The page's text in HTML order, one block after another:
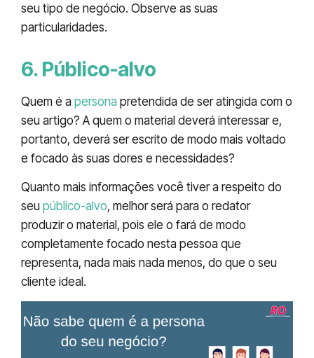
seu tipo de negócio. Observe as suas
particularidades.
6. Público-alvo
Quem é a persona pretendida de ser atingida com o
seu artigo? A quem o material deverá interessar e,
portanto, deverá ser escrito de modo mais voltado
e focado às suas dores e necessidades?
Quanto mais informações você tiver a respeito do
seu público-alvo, melhor será para o redator
produzir o material, pois ele o fará de modo
completamente focado nesta pessoa que
representa, nada mais nada menos, do que o seu
cliente ideal.